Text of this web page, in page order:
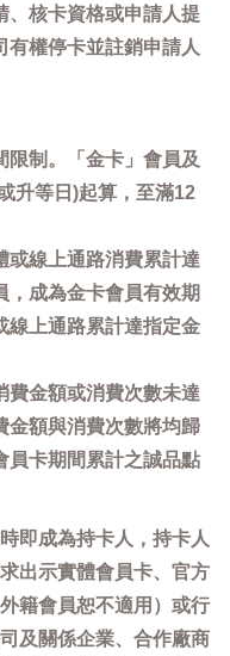
、核卡資格或申請人提
有權停卡並註銷申請人
限制。「金卡」會員及
升等日)起算，至滿12
或線上通路消費累計達
，成為金卡會員有效期
線上通路累計達指定金
費金額或消費次數未達
金額與消費次數將均歸
員卡期間累計之誠品點
即成為持卡人，持卡人
出示實體會員卡、官方
籍會員恕不適用）或行
及關係企業、合作廠商